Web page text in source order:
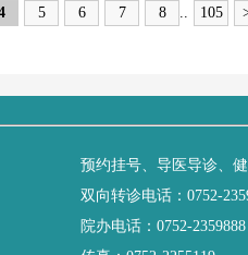
5 6 7 8 .. 105
预约挂号、导医导诊、
双向转诊电话：0752-
院办电话：0752-